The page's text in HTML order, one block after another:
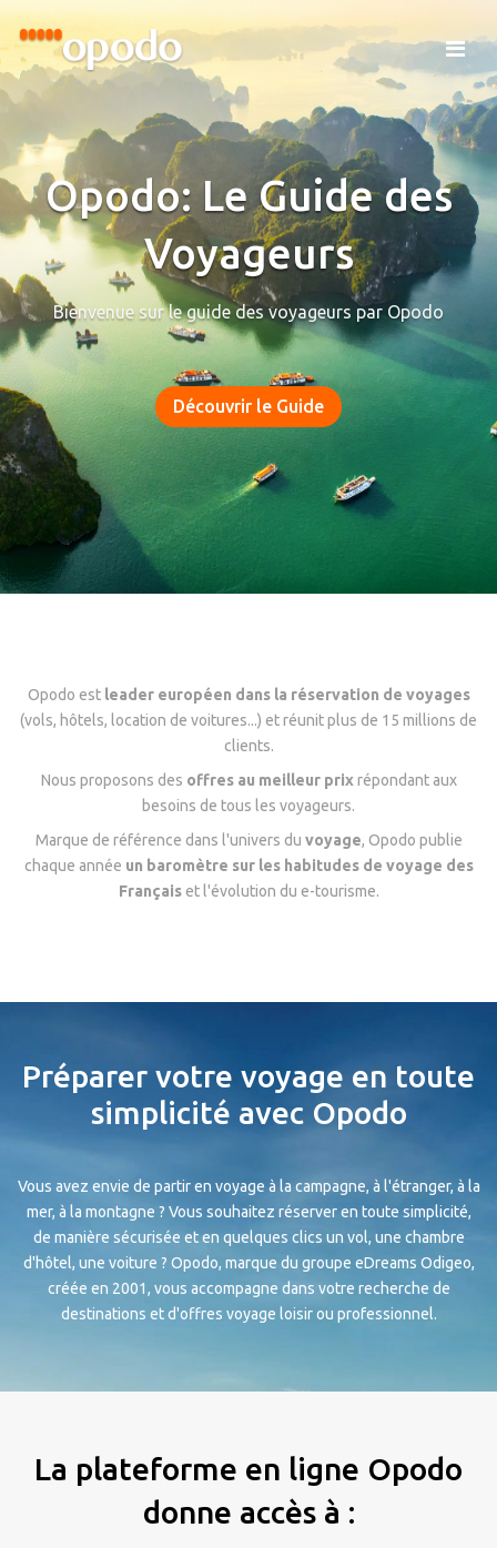
Opodo: Le Guide des
Voyageurs
Bienvenue sur le guide des voyageurs par Opodo
Découvrir le Guide
Opodo est leader européen dans la réservation de voyages
(vols, hôtels, location de voitures...) et réunit plus de 15 millions de
clients.
Nous proposons des offres au meilleur prix répondant aux
besoins de tous les voyageurs.
Marque de référence dans l'univers du voyage, Opodo publie
chaque année un baromètre sur les habitudes de voyage des
Françaiset l'évolution du e-tourisme.
Préparer votre voyage en toute
simplicité avec Opodo
Vous avez envie de partir en voyage à la campagne, à l'étranger, à la
mer, à la montagne ? Vous souhaitez réserver en toute simplicité,
de manière sécurisée et en quelques clics un vol, une chambre
d'hôtel, une voiture ? Opodo, marque du groupe eDreams Odigeo,
créée en 2001, vous accompagne dans votre recherche de
destinations et d'offres voyage loisir ou professionnel.
La plateforme en ligne Opodo
donne accès à :